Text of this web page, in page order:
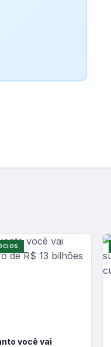
você vai